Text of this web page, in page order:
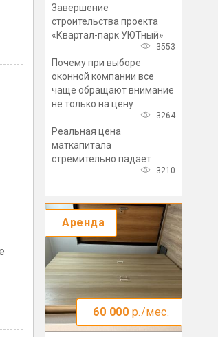
Завершение
строительства проекта
«Квартал-парк УЮТный»
3553
Почему при выборе
оконной компании все
чаще обращают внимание
не только на цену
3264
Реальная цена
маткапитала
стремительно падает
3210
Аренда
60 000 р./мес.